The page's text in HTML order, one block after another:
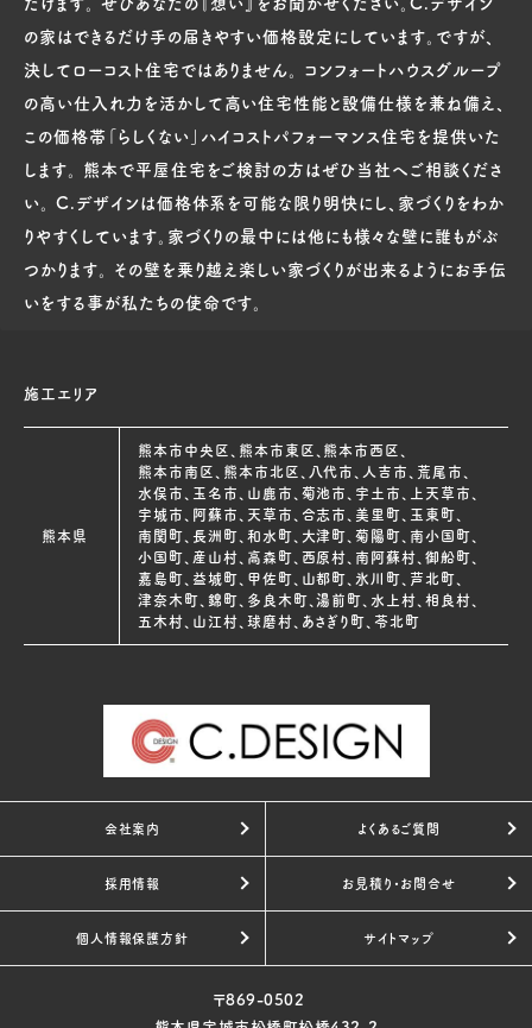
の家はできるだけ手の届きやすい価格設定にしています。ですが、
決してローコスト住宅ではありません。 コンフォートハウスグループ
の高い仕入れ力を活かして高い住宅性能と設備仕様を兼ね備え、
この価格帯「らしくない」ハイコストパフォーマンス住宅を提供いた
します。 熊本で平屋住宅をご検討の方はぜひ当社へご相談くださ
い。 C.デザインは価格体系を可能な限り明快にし、家づくりをわか
りやすくしています。家づくりの最中には他にも様々な壁に誰もがぶ
つかります。 その壁を乗り越え楽しい家づくりが出来るようにお手伝
いをする事が私たちの使命です。
施工エリア
熊本県
熊本市中央区、熊本市東区、熊本市西区、
熊本市南区、熊本市北区、八代市、人吉市、荒尾市、
水俣市、玉名市、山鹿市、菊池市、宇土市、上天草市、
宇城市、阿蘇市、天草市、合志市、美里町、玉東町、
南関町、長洲町、和水町、大津町、菊陽町、南小国町、
小国町、産山村、高森町、西原村、南阿蘇村、御船町、
嘉島町、益城町、甲佐町、山都町、氷川町、芦北町、
津奈木町、錦町、多良木町、湯前町、水上村、相良村、
五木村、山江村、球磨村、あさぎり町、苓北町
会社案内 よくあるご質問
採用情報 お見積り・お問合せ
個人情報保護方針 サイトマップ
〒869-0502